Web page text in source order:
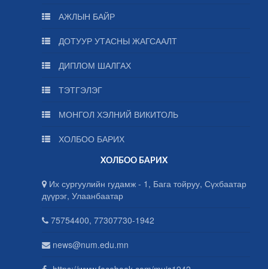
АЖЛЫН БАЙР
ДОТУУР УТАСНЫ ЖАГСААЛТ
ДИПЛОМ ШАЛГАХ
ТЭТГЭЛЭГ
МОНГОЛ ХЭЛНИЙ ВИКИТОЛЬ
ХОЛБОО БАРИХ
ХОЛБОО БАРИХ
Их сургуулийн гудамж - 1, Бага тойруу, Сүхбаатар
дүүрэг, Улаанбаатар
75754400, 77307730-1942
news@num.edu.mn